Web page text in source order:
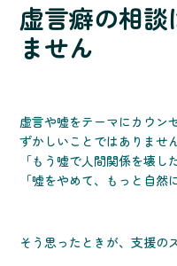
虚言癖の相談
ません
虚言や嘘をテーマにカウン
ずかしいことではありません
「もう嘘で人間関係を壊し
「嘘をやめて、もっと自然
そう思ったときが、支援の